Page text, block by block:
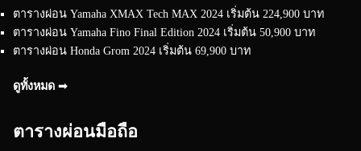
ตารางผ่อน Yamaha XMAX Tech MAX 2024 เริ่มต้น 224,900 บาท
ตารางผ่อน Yamaha Fino Final Edition 2024 เริ่มต้น 50,900 บาท
ตารางผ่อน Honda Grom 2024 เริ่มต้น 69,900 บาท
ดูทั้งหมด ➟
ตารางผ่อนมือถือ